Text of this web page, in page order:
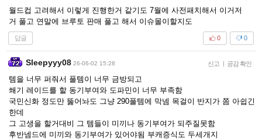
월드컵 고려해서 이렇게 진행한거 같기도 7월에 사전패치해서 이거저
거 풀고 연말에 브루토 판매 풀고 해서 이슈몰이할지도
답글 0
0
Sleepyyy08 26-06-02 15:28 신고 | 공감 확인
템을 너무 퍼줘서 풀템이 너무 금방되고
쐐기 레이드를 할 동기부여와 도파민이 너무 부족함
국민신화 정도만 뚫어놔도 그냥 290풀템에 막넴 목걸이 반지가 쫌 아쉽긴
한데
그 고생을 할거대비 그 템들이 미끼나 동기부여가 되주질못함
후반넴드에 미끼와 동기부여가 있어야됨 부캐증식도 두세개지